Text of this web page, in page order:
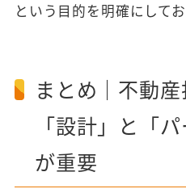
という目的を明確にして
まとめ｜不動
「設計」と「
が重要